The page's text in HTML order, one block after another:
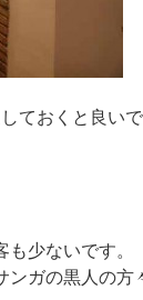
ておくと良いで
少ないです。
ンガの黒人の方